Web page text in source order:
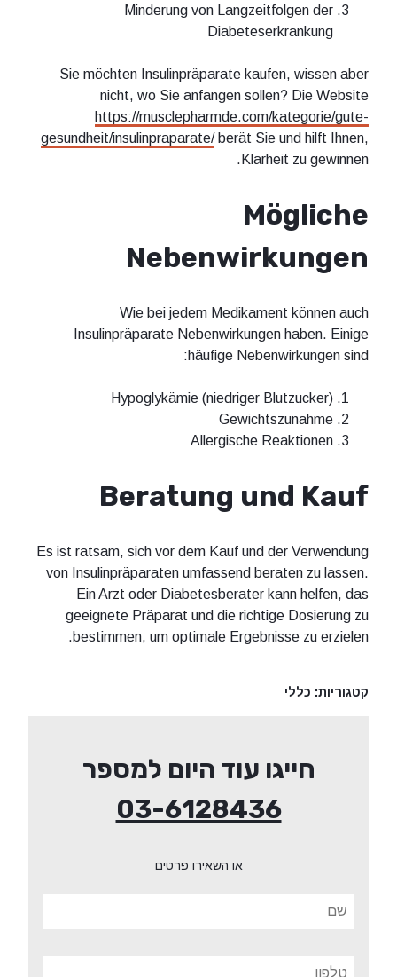
Minderung von Langzeitfolgen der
Diabeteserkrankung
Sie möchten Insulinpräparate kaufen, wissen aber
nicht, wo Sie anfangen sollen? Die Website
https://musclepharmde.com/kategorie/gute-
gesundheit/insulinpraparate/berät Sie und hilft Ihnen,
Klarheit zu gewinnen.
Mögliche
Nebenwirkungen
Wie bei jedem Medikament können auch
Insulinpräparate Nebenwirkungen haben. Einige
häufige Nebenwirkungen sind:
Hypoglykämie (niedriger Blutzucker)
Gewichtszunahme
Allergische Reaktionen
Beratung und Kauf
Es ist ratsam, sich vor dem Kauf und der Verwendung
von Insulinpräparaten umfassend beraten zu lassen.
Ein Arzt oder Diabetesberater kann helfen, das
geeignete Präparat und die richtige Dosierung zu
bestimmen, um optimale Ergebnisse zu erzielen.
קטגוריות: כללי
חייגו עוד היום למספר
03-6128436
או השאירו פרטים